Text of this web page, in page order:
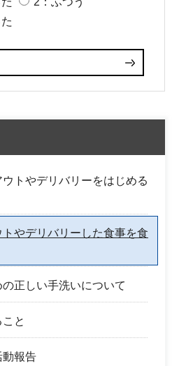
トやデリバリーをはじめる
やデリバリーした食事を食
正しい手洗いについて
と
動報告